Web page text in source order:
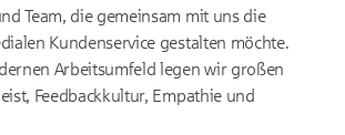
Team, die gemeinsam mit uns die
Kundenservice gestalten möchte.
Arbeitsumfeld legen wir großen
Feedbackkultur, Empathie und